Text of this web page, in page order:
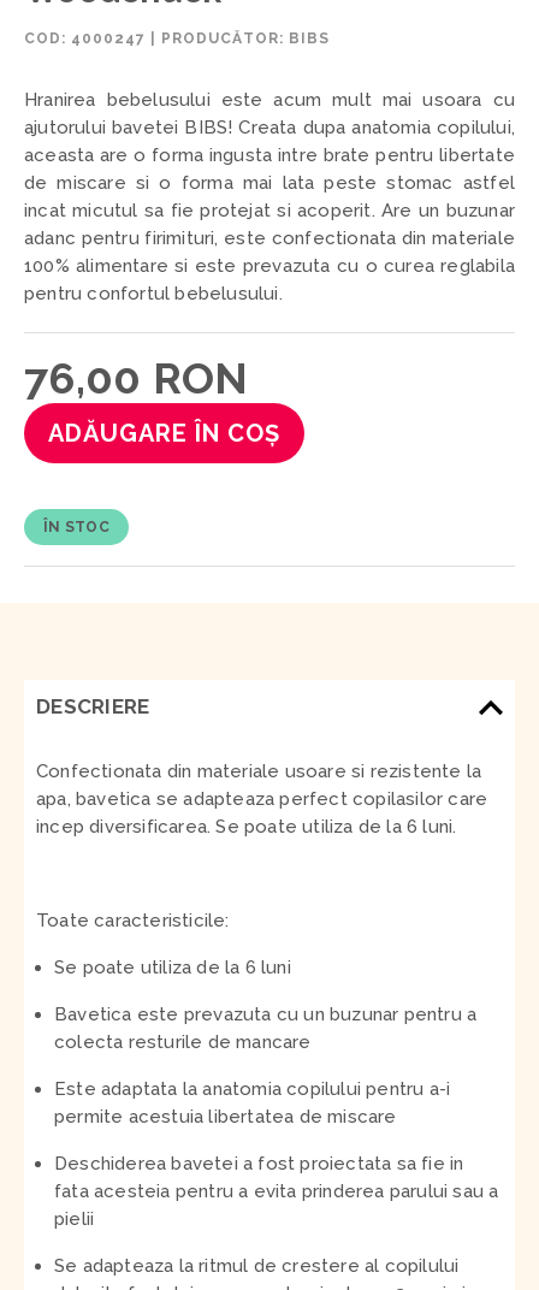
COD: 4000247 PRODUCĂTOR: BIBS
Hranirea bebelusului este acum mult mai usoara cu
ajutorului bavetei BIBS! Creata dupa anatomia copilului,
aceasta are o forma ingusta intre brate pentru libertate
de miscare si o forma mai lata peste stomac astfel
incat micutul sa fie protejat si acoperit.Are un buzunar
adanc pentru firimituri, este confectionata din materiale
100% alimentare si este prevazuta cu o curea reglabila
pentru confortul bebelusului.
76,00 RON
ADĂUGARE ÎN COȘ
ÎN STOC
DESCRIERE
Confectionata din materiale usoare si rezistente la
apa, bavetica se adapteaza perfect copilasilor care
incep diversificarea. Se poate utiliza de la 6 luni.
Toate caracteristicile:
Se poate utiliza de la 6 luni
Bavetica este prevazuta cu un buzunar pentru a
colecta resturile de mancare
Este adaptata la anatomia copilului pentru a-i
permite acestuia libertatea de miscare
Deschiderea bavetei a fost proiectata sa fie in
fata acesteia pentru a evita prinderea parului sau a
pielii
Se adapteaza la ritmul de crestere al copilului